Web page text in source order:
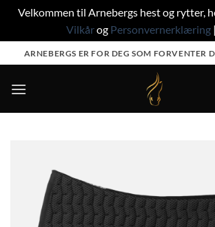
Velkommen til Arnebergs hest og rytter,
Vilkårog Personvernerklæring|
to
content
ARNEBERGS ER FOR DEG SOM FORVENTER